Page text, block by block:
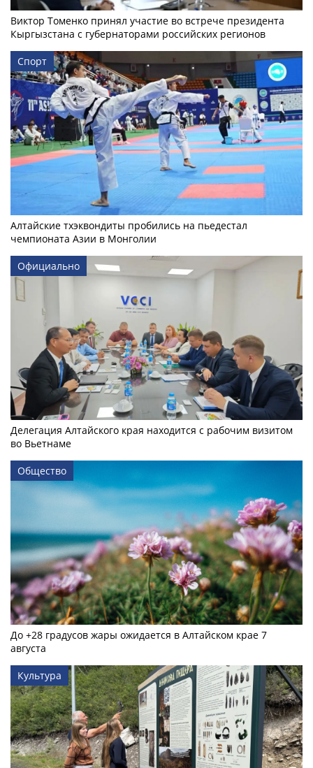
Виктор Томенко принял участие во встрече президента
Кыргызстана с губернаторами российских регионов
Спорт
Алтайские тхэквондиты пробились на пьедестал
чемпионата Азии в Монголии
Официально
Делегация Алтайского края находится с рабочим визитом
во Вьетнаме
Общество
До +28 градусов жары ожидается в Алтайском крае 7
августа
Культура